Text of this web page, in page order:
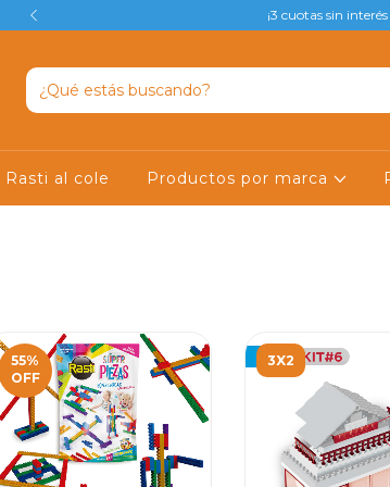
¡3 cuotas sin
Rasti al cole Productos por marca
55%
OFF
3X2